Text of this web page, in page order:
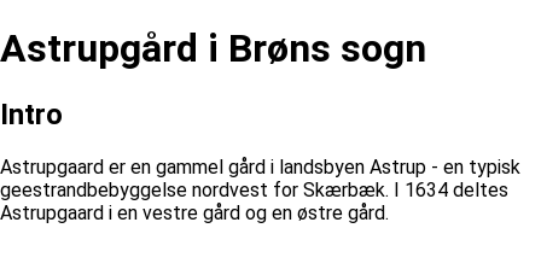
Astrupgård i Brøns sogn
Intro
Astrupgaard er en gammel gård i landsbyen Astrup - en typisk
geestrandbebyggelse nordvest for Skærbæk. I 1634 deltes
Astrupgaard i en vestre gård og en østre gård.